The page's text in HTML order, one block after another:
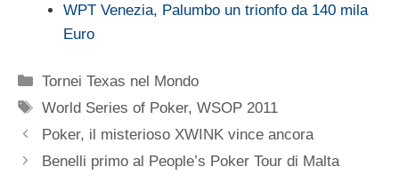
WPT Venezia, Palumbo un trionfo da 140 mila
Euro
Categorie
Tornei Texas nel Mondo
Tag
World Series of Poker,WSOP 2011
Poker, il misterioso XWINK vince ancora
Benelli primo al People’s Poker Tour di Malta